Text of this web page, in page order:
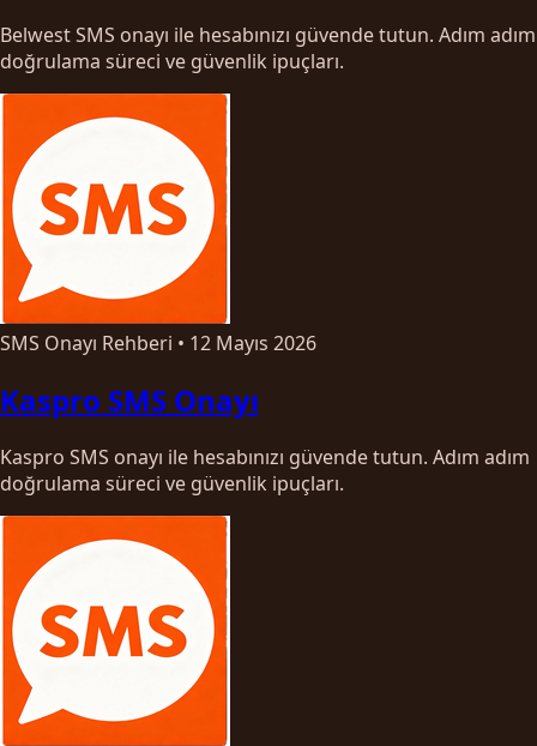
Belwest SMS onayı ile hesabınızı güvende tutun. Adım adım
doğrulama süreci ve güvenlik ipuçları.
SMS Onayı Rehberi • 12 Mayıs 2026
Kaspro SMS Onayı
Kaspro SMS onayı ile hesabınızı güvende tutun. Adım adım
doğrulama süreci ve güvenlik ipuçları.